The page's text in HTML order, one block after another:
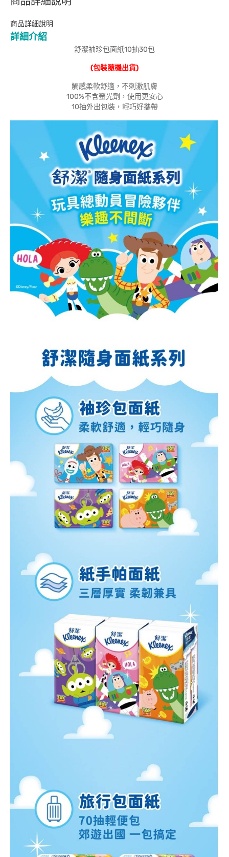
商品詳細說明
詳細介紹
舒潔袖珍包面紙10抽30包
(包裝隨機出貨)
觸感柔軟舒適，不刺激肌膚
100%不含螢光劑，使用更安心
10抽外出包裝，輕巧好攜帶